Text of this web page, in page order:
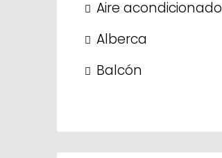
Aire acondicionado
Alberca
Balcón